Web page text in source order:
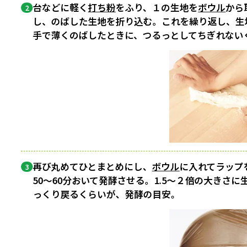
2 台などに軽く打ち粉をふり、１の生地をボウルから
し、のばした生地を折り込む。これを繰り返し、
手で薄くのばしたときに、つるっとしてちぎれない
3 再び丸めてひとまとめにし、 ボウルに入れてラッ
50〜60分おいて発酵させる。1.5〜２倍の大きさ
っくり戻るくらいが、発酵の目安。